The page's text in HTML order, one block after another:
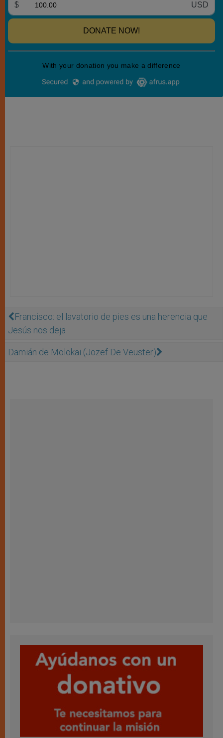
Francisco: el lavatorio de pies es una herencia que
Jesús nos deja
Damián de Molokai (Jozef De Veuster)